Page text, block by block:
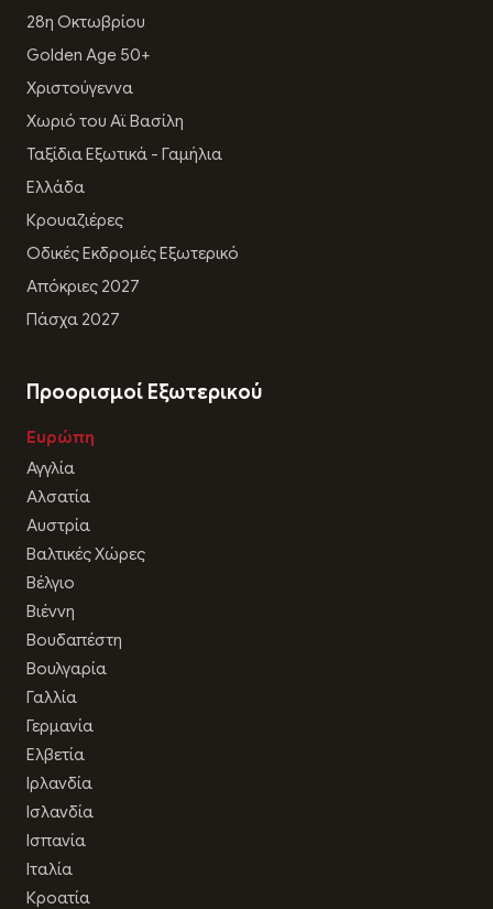
28η Οκτωβρίου
Golden Age 50+
Χριστούγεννα
Χωριό του Αϊ Βασίλη
Ταξίδια Εξωτικά - Γαμήλια
Ελλάδα
Κρουαζιέρες
Οδικές Εκδρομές Εξωτερικό
Απόκριες 2027
Πάσχα 2027
Προορισμοί Εξωτερικού
Ευρώπη
Αγγλία
Αλσατία
Αυστρία
Βαλτικές Χώρες
Βέλγιο
Βιέννη
Βουδαπέστη
Βουλγαρία
Γαλλία
Γερμανία
Ελβετία
Ιρλανδία
Ισλανδία
Ισπανία
Ιταλία
Κροατία